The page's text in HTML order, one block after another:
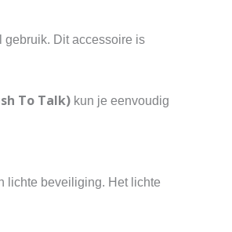
gebruik. Dit accessoire is
To Talk) kun je eenvoudig
lichte beveiliging. Het lichte